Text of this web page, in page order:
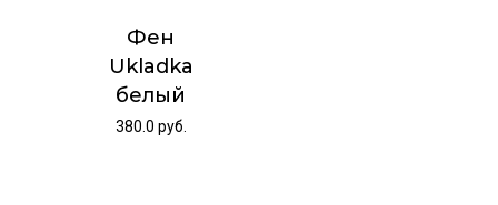
Фен
Ukladka
белый
380.0 руб.